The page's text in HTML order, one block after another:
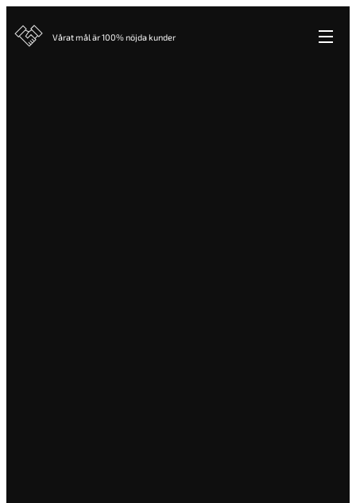
Vårat mål är 100% nöjda kunder